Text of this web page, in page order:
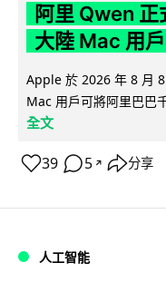
阿里 Qwen
大陸 Mac 用
Apple 於 2026 年 8 月
Mac 用戶可將阿里巴巴
全文
39 5 ↗ 分享
人工智能